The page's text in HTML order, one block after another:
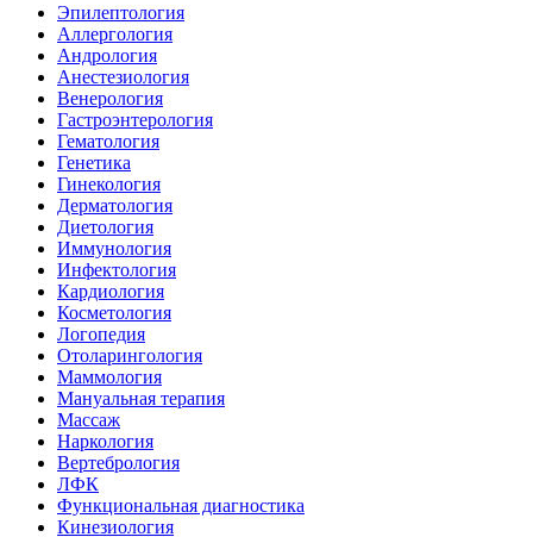
Эпилептология
Аллергология
Андрология
Анестезиология
Венерология
Гастроэнтерология
Гематология
Генетика
Гинекология
Дерматология
Диетология
Иммунология
Инфектология
Кардиология
Косметология
Логопедия
Отоларингология
Маммология
Мануальная терапия
Массаж
Наркология
Вертебрология
ЛФК
Функциональная диагностика
Кинезиология